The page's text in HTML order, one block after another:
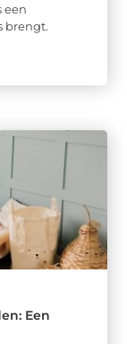
een
brengt.
Een